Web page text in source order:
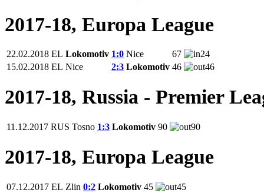
2017-18, Europa League
22.02.2018 EL Lokomotiv 1:0 Nice 67
24
15.02.2018 EL Nice 2:3 Lokomotiv 46 46
2017-18, Russia - Premier
11.12.2017 RUS Tosno 1:3 Lokomotiv 90 90
2017-18, Europa League
07.12.2017 EL Zlin 0:2 Lokomotiv 45 45